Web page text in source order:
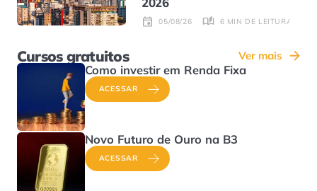
05/08/26 6 MIN DE LEITURA
Cursos gratuitos Ver mais
Como investir em Renda Fixa
ACESSAR
Novo Futuro de Ouro na B3
ACESSAR